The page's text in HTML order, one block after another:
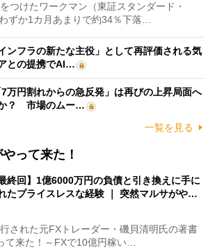
つけたワークマン（東証スタンダード・
ずか1カ月あまりで約34％下落…
ンフラの新たな主役」として再評価される気
との提携でAI…
万円割れからの急反発」は再びの上昇局面へ
？ 市場のムー…
一覧を見る
って来た！
最終回】1億6000万円の負債と引き換えに手に
たプライスレスな経験 ｜ 突然マルサがや…
された元FXトレーダー・磯貝清明氏の著書
て来た！～FXで10億円稼い…